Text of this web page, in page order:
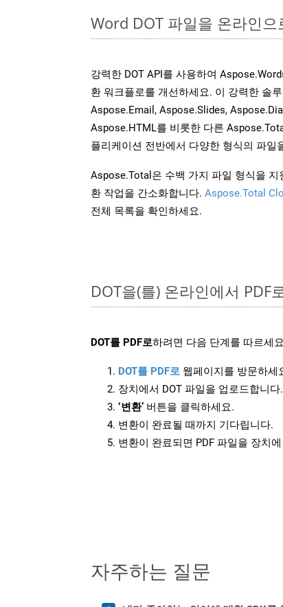
Word DOT 파일을 온라인
강력한 DOT API를 사용하여
환 워크플로를 개선하세요. 이 강력한 솔
Aspose.Email, Aspose.Slides,
Aspose.HTML를 비롯한 다른
플리케이션 전반에서 다양한 형식의 파일
Aspose.Total은 수백 가지 파일 형식을
환 작업을 간소화합니다. Aspose.Total
전체 목록을 확인하세요.
DOT을(를) 온라인에서 PDF
DOT를 PDF로하려면 다음 단계를 따르세
DOT를 PDF로 웹페이지를 방문하세
장치에서 DOT 파일을 업로드합니다.
‘변환’ 버튼을 클릭하세요.
변환이 완료될 때까지 기다립니다.
변환이 완료되면 PDF 파일을 장치
자주하는 질문